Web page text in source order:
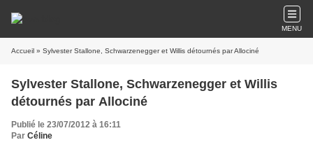
MENU
Accueil » Sylvester Stallone, Schwarzenegger et Willis détournés par Allociné
Sylvester Stallone, Schwarzenegger et Willis
détournés par Allociné
Publié le 23/07/2012 à 16:11
Par Céline